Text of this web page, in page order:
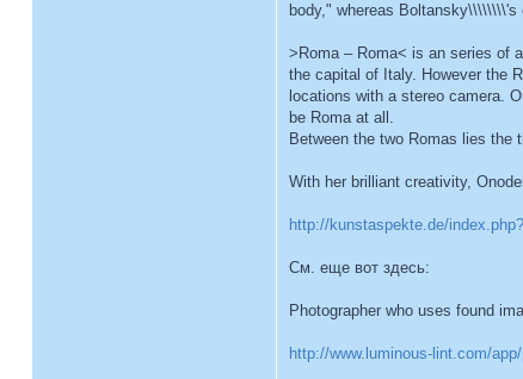
body," whereas
>Roma – Roma< is an series of
the capital of Italy. However the
locations with a stereo camera.
be Roma at all.
Between the two Romas lies
With her brilliant creativity,
http://kunstaspekte.de/
См. еще вот здесь:
Photographer who uses found
http://www.luminous-lint.com/